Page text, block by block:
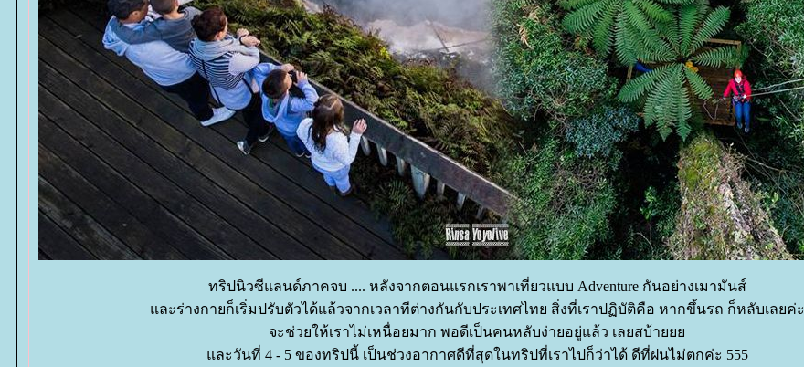
ทริปนิวซีแลนด์ภาคจบ .... หลังจากตอนแรกเราพาเที่ยวแบบ Adventure กันอย่างเมามันส์
ละร่างกายก็เริ่มปรับตัวได้แล้วจากเวลาทีต่างกันกับประเทศไทย สิ่งที่เราปฏิบัติคือ หากขึ้นรถ ก็หลับเลยค่ะ
จะช่วยให้เราไม่เหนื่อยมาก พอดีเป็นคนหลับง่ายอยู่แล้ว เลยสบ้า
ละวันที่ 4 - 5 ของทริปนี้ เป็นช่วงอากาศดีที่สุดในทริปที่เราไปก็ว่าได้ ดีที่ฝนไม่ตกค่ะ 555